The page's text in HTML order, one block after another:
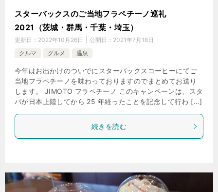
スターバックスのご当地フラペチーノ巡礼
2021（茨城・群馬・千葉・埼玉）
更新日： 2022年10月26日 公開日： 2021年7月18日
クルマ
グルメ 温泉
今年はお出かけのついでにスターバックスコーヒーにてご
当地フラペチーノを味わっておりますのでまとめてお送り
します。 JIMOTO フラペチーノ このキャンペーンは、スタ
バが日本上陸してから 25 年経ったことを記念して行わ […]
続きを読む